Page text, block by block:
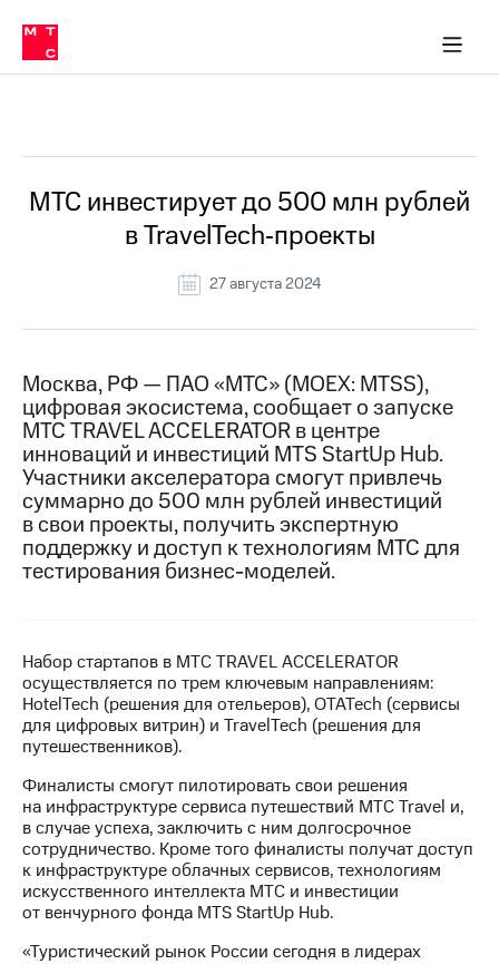
Медиа-центр
и акционерам
Устойчивое развитие
Комплаенс и деловая этика
компании
Карьера
История
компании
Руководство
Контакты
Медиа-центр
Пресс-
релизы
МТС
о технологиях
Финансовая
отчетность
Контакты
Новости
в
регионе
и акционерам
Корпоративное
управление
в МТС
Пресс-
релизы
о технологиях
МТС инвестирует до 500 млн рублей
в TravelTech‑проекты
27 августа 2024
Москва, РФ — ПАО «МТС» (MOEX: MTSS),
цифровая экосистема, сообщает о запуске
МТС TRAVEL ACCELERATOR в центре
инноваций и инвестиций MTS StartUp Hub.
Участники акселератора смогут привлечь
суммарно до 500 млн рублей инвестиций
в свои проекты, получить экспертную
поддержку и доступ к технологиям МТС для
тестирования бизнес-моделей.
Набор стартапов в МТС TRAVEL ACCELERATOR
осуществляется по трем ключевым направлениям:
HotelTech (решения для отельеров), OTATech (сервисы
для цифровых витрин) и TravelTech (решения для
путешественников).
Финалисты смогут пилотировать свои решения
на инфраструктуре сервиса путешествий МТС Travel и,
в случае успеха, заключить с ним долгосрочное
сотрудничество. Кроме того финалисты получат доступ
к инфраструктуре облачных сервисов, технологиям
искусственного интеллекта МТС и инвестиции
от венчурного фонда MTS StartUp Hub.
«Туристический рынок России сегодня в лидерах